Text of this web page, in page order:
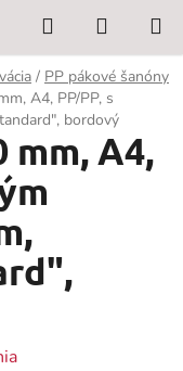
Hľadať
KOŠÍK
/ PP pákové šanóny
A4, PP/PP, s
bordový
mm, A4,